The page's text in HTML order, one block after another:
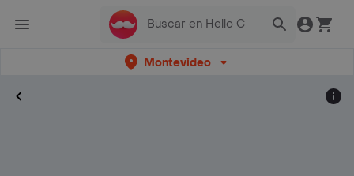
Montevideo